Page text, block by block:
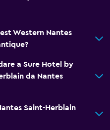
Western Nantes
a Sure Hotel by
da Nantes
Saint-Herblain